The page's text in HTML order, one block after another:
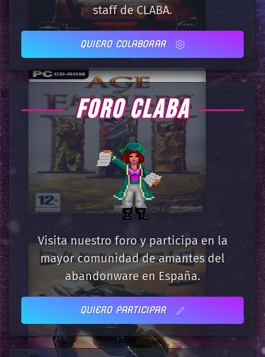
staff de CLABA.
QUIERO COLABORAR
FORO CLABA
Visita nuestro foro y participa en la
mayor comunidad de amantes del
abandonware en España.
QUIERO PARTICIPAR